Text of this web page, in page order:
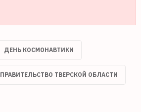
ДЕНЬ КОСМОНАВТИКИ
ПРАВИТЕЛЬСТВО ТВЕРСКОЙ ОБЛАСТИ